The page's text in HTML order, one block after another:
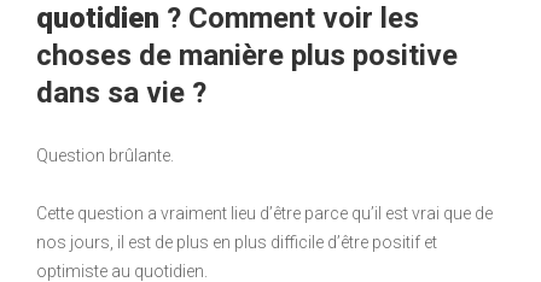
quotidien ? Comment voir les
choses de manière plus positive
dans sa vie ?
Question brûlante.
Cette question a vraiment lieu d’être parce qu’il est vrai que de
nos jours, il est de plus en plus difficile d’être positif et
optimiste au quotidien.